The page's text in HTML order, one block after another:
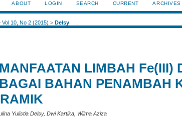
ABOUT LOGIN SEARCH CURRENT ARCHIVES
Vol 10, No 2 (2015) >Delsy
LIMBAH Fe(III)
BAHAN PENAMBAH
Yulistia Delsy, Dwi Kartika, Wilma Aziza